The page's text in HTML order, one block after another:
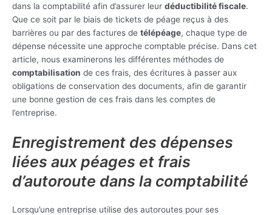
dans la comptabilité afin d’assurer leur déductibilité fiscale.
Que ce soit par le biais de tickets de péage reçus à des
barrières ou par des factures de télépéage, chaque type de
dépense nécessite une approche comptable précise. Dans cet
article, nous examinerons les différentes méthodes de
comptabilisation de ces frais, des écritures à passer aux
obligations de conservation des documents, afin de garantir
une bonne gestion de ces frais dans les comptes de
l’entreprise.
Enregistrement des dépenses
liées aux péages et frais
d’autoroute dans la comptabilité
Lorsqu’une entreprise utilise des autoroutes pour ses